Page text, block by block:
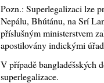
Pozn.: Superlegalizaci lze
Nepálu, Bhútánu, na Srí
příslušným ministerstvem
apostilovány indickými
V případě bangladéšských
superlegalizace.